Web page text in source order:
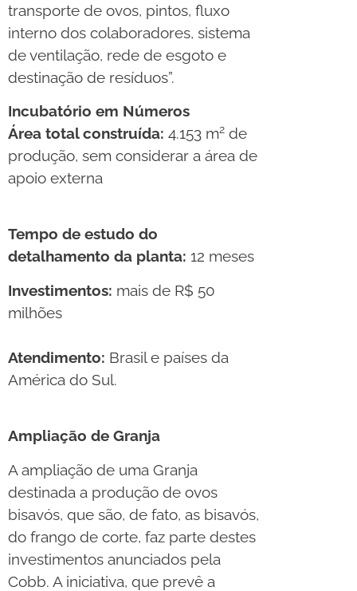
transporte de ovos, pintos, fluxo
interno dos colaboradores, sistema
de ventilação, rede de esgoto e
destinação de resíduos”.
Incubatório em Números
Área total construída: 4.153 m2 de
produção, sem considerar a área de
apoio externa
Tempo de estudo do
detalhamento da planta: 12 meses
Investimentos: mais de R$ 50
milhões
Atendimento: Brasil e países da
América do Sul.
Ampliação de Granja
A ampliação de uma Granja
destinada a produção de ovos
bisavós, que são, de fato, as bisavós,
do frango de corte, faz parte destes
investimentos anunciados pela
Cobb. A iniciativa, que prevê a